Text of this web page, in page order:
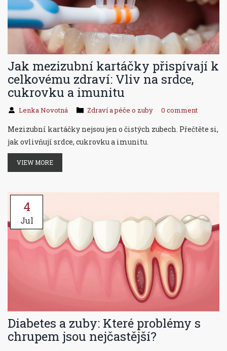
Jak mezizubní kartáčky přispívají k
celkovému zdraví: Vliv na srdce,
cukrovku a imunitu
Lenka Novotná Zdraví a péče o zuby 0 comment
Mezizubní kartáčky nejsou jen o čistých zubech. Přečtěte si,
jak ovlivňují srdce, cukrovku a imunitu.
VIEW MORE
4
Jul
Diabetes a zuby: Které problémy s
chrupem jsou nejčastější?